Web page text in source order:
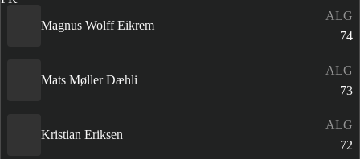
Magnus Wolff Eikrem
ALG
74
Mats Møller Dæhli
ALG
73
Kristian Eriksen
ALG
72